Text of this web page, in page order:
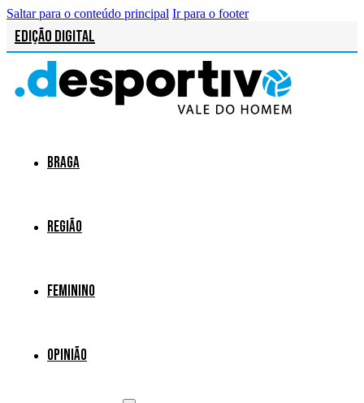
Saltar para o conteúdo principal Ir para o footer
Edição Digital
Braga
Região
Feminino
Opinião